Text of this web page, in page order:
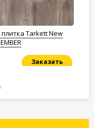
Tarkett New
Заказать